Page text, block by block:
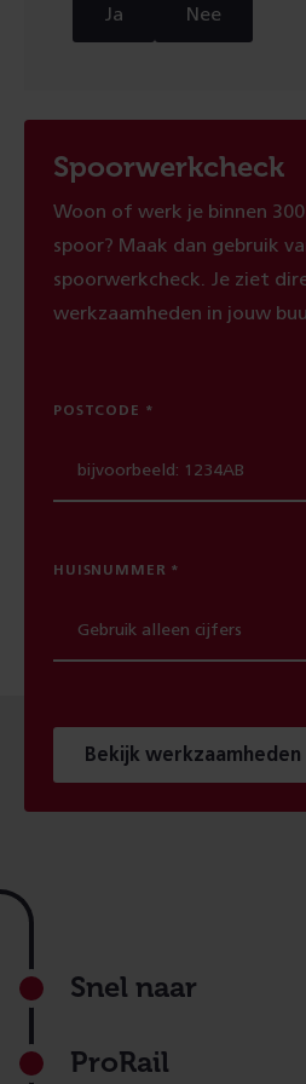
Ja Nee
Spoorwerkcheck
Woon of werk je binnen
spoor? Maak dan gebruik
spoorwerkcheck. Je ziet
werkzaamheden in jouw
POSTCODE
HUISNUMMER
Bekijk werkzaamheden
Footer
Snel naar
ProRail